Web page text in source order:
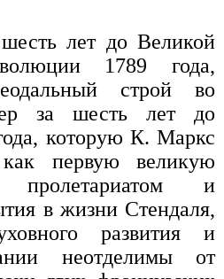
лет до Великой
1789 года,
строй во
за шесть лет до
которую К. Маркс
как первую великую
и
в жизни Стендаля,
развития и
неотделимы от